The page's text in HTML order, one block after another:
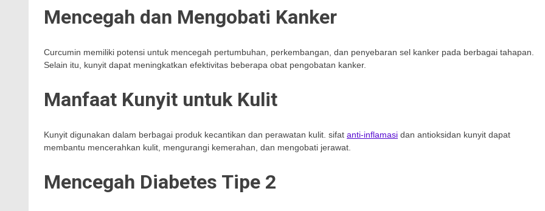
Mencegah dan Mengobati Kanker
Curcumin memiliki potensi untuk mencegah pertumbuhan, perkembangan, dan penyebaran sel kanker pada berbagai tahapan.
Selain itu, kunyit dapat meningkatkan efektivitas beberapa obat pengobatan kanker.
Manfaat Kunyit untuk Kulit
Kunyit digunakan dalam berbagai produk kecantikan dan perawatan kulit. sifat anti-inflamasi dan antioksidan kunyit dapat
membantu mencerahkan kulit, mengurangi kemerahan, dan mengobati jerawat.
Mencegah Diabetes Tipe 2